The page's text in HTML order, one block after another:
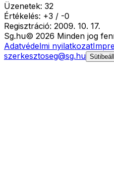
Üzenetek: 32
Értékelés: +3 / -0
Regisztráció: 2009. 10. 17.
Sg.hu© 2026 Minden jog
Adatvédelmi nyilatkozat
szerkesztoseg@sg.hu